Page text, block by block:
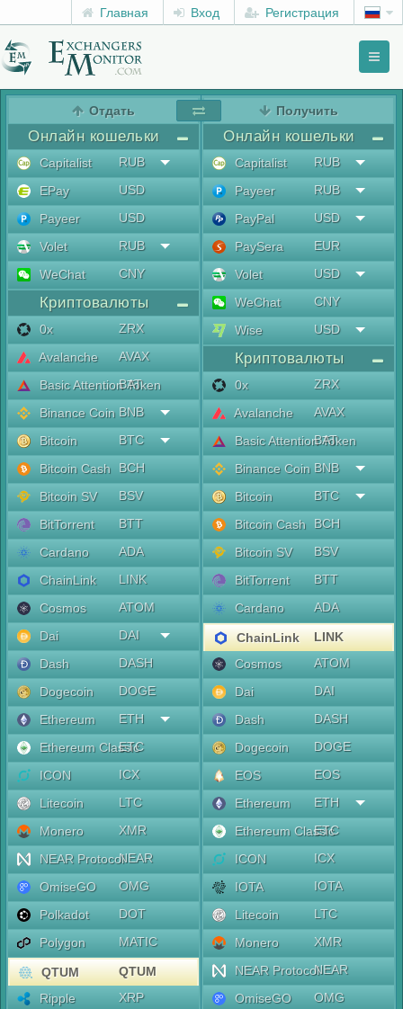
Главная Вход Регистрация
Отдать
Онлайн кошельки
Capitalist
RUB
EPay
USD
Payeer
USD
Volet
RUB
WeChat
CNY
Криптовалюты
0x
ZRX
Avalanche
AVAX
Basic Attention Token
BAT
Binance Coin BNB
Bitcoin
BTC
Bitcoin Cash
BCH
Bitcoin SV
BSV
BitTorrent
BTT
Cardano
ADA
ChainLink
LINK
Cosmos
ATOM
Dai
DAI
Dash
DASH
Dogecoin
DOGE
Ethereum
ETH
Ethereum Classic
ETC
ICON
ICX
Litecoin
LTC
Monero
XMR
NEAR ProtocolNEAR
OmiseGO
OMG
Polkadot
DOT
Polygon
MATIC
QTUM
QTUM
Ripple
XRP
Получить
Онлайн кошельки
Capitalist
RUB
Payeer
RUB
PayPal
USD
PaySera
EUR
Volet
USD
WeChat
CNY
Wise
USD
Криптовалюты
0x
ZRX
Avalanche
AVAX
Basic Attention Token
BAT
Binance Coin BNB
Bitcoin
BTC
Bitcoin Cash
BCH
Bitcoin SV
BSV
BitTorrent
BTT
Cardano
ADA
ChainLink
LINK
Cosmos
ATOM
Dai
DAI
Dash
DASH
Dogecoin
DOGE
EOS
EOS
Ethereum
ETH
Ethereum Classic
ETC
ICON
ICX
IOTA
IOTA
Litecoin
LTC
Monero
XMR
NEAR ProtocolNEAR
OmiseGO
OMG